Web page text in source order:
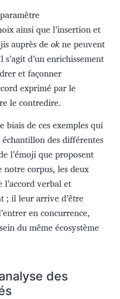
ainsi que l’insertion et
auprès deokne peuvent
d’un enrichissement
et façonner
exprimé par le
le contredire.
biais de ces exemples qui
des différentes
l’émoji que proposent
corpus, les deux
l’accord verbal et
; il leur arrive d’être
en concurrence,
du même écosystème
des